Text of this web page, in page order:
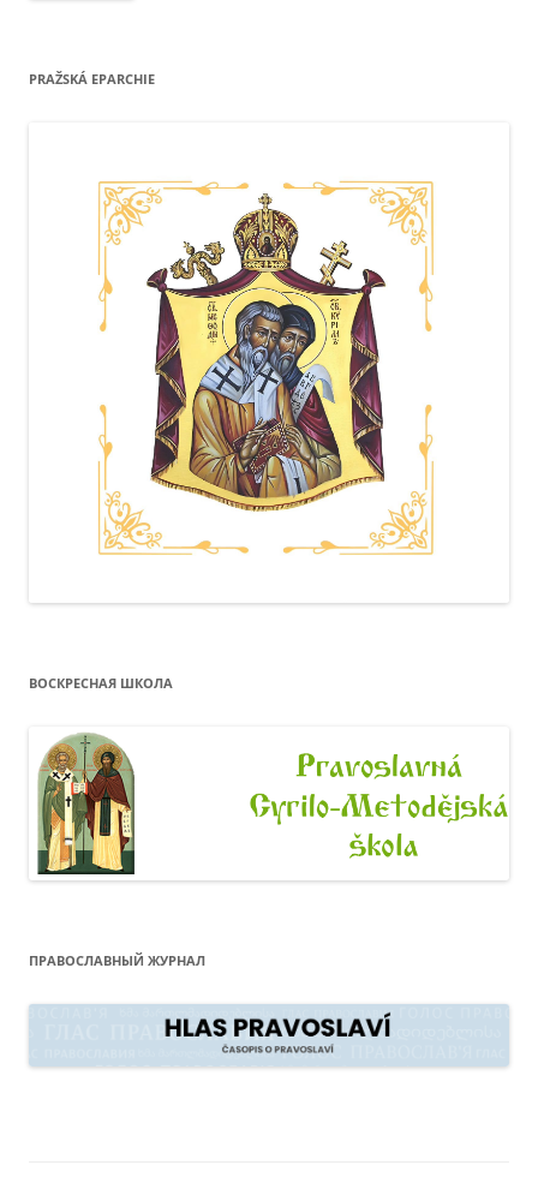
PRAŽSKÁ EPARCHIE
ВОСКРЕСНАЯ ШКОЛА
ПРАВОСЛАВНЫЙ ЖУРНАЛ